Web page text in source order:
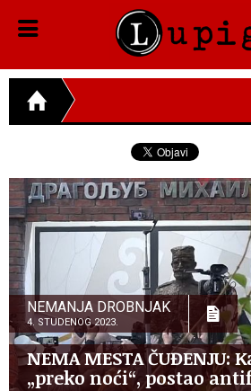
NEMANJA DROBNJAK
4. STUDENOG 2023.
NEMA MESTA ČUĐENJU:
„preko noći“, postao